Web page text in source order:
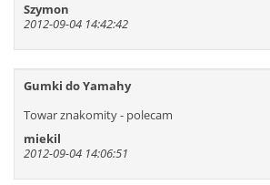
Szymon
2012-09-04 14:42:42
Gumki do Yamahy
Towar znakomity - polecam
miekil
2012-09-04 14:06:51